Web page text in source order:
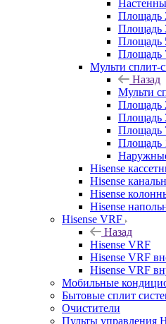
Площадь
Площадь
Площадь
Площадь
Мульти сплит-
Назад
Мульти
Площадь
Площадь
Площадь
Площадь
Hisense
Hisense
Hisense
Hisense
Hisense VRF
Назад
Hisense VRF
Hisense VRF
Hisense VRF
Мобильные
Бытовые сплит
Очистители
Пульты управления